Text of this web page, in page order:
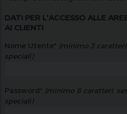
DATI PER L'ACCESSO ALLE
AI CLIENTI
Nome Utente* (minimo 3
speciali)
Password* (minimo 8 caratteri,
speciali)